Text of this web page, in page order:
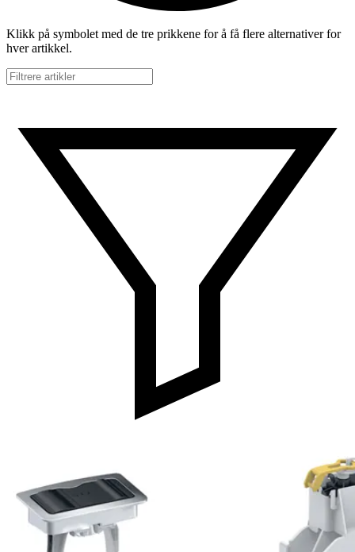
Klikk på symbolet med de tre prikkene for å få flere alternativer for
hver artikkel.